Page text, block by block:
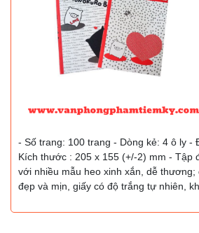
- Số trang: 100 trang - Dòng kẻ: 4 ô ly -
Kích thước : 205 x 155 (+/-2) mm - Tập
với nhiều mẫu heo xinh xắn, dễ thương;
đẹp và mịn, giấy có độ trắng tự nhiên,